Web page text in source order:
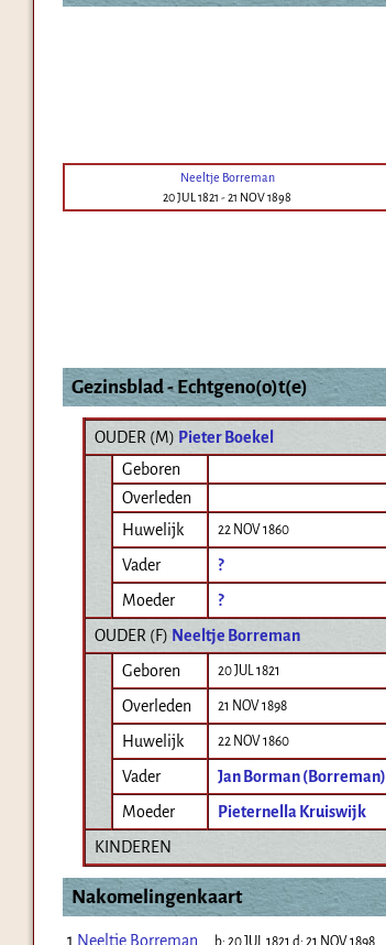
Neeltje Borreman
20 JUL 1821 -21 NOV 1898
Gezinsblad - Echtgeno(o)t(e)
OUDER (M) Pieter Boekel
Geboren
Overleden
Huwelijk
22 NOV 1860
Vader
?
Moeder
?
OUDER (F) Neeltje Borreman
Geboren
20 JUL 1821
Overleden
21 NOV 1898
Huwelijk
22 NOV 1860
Vader
Jan Borman (Borreman)
Moeder
Pieternella Kruiswijk
KINDEREN
Nakomelingenkaart
1 Neeltje Borreman b: 20 JUL 1821 d: 21 NOV 1898